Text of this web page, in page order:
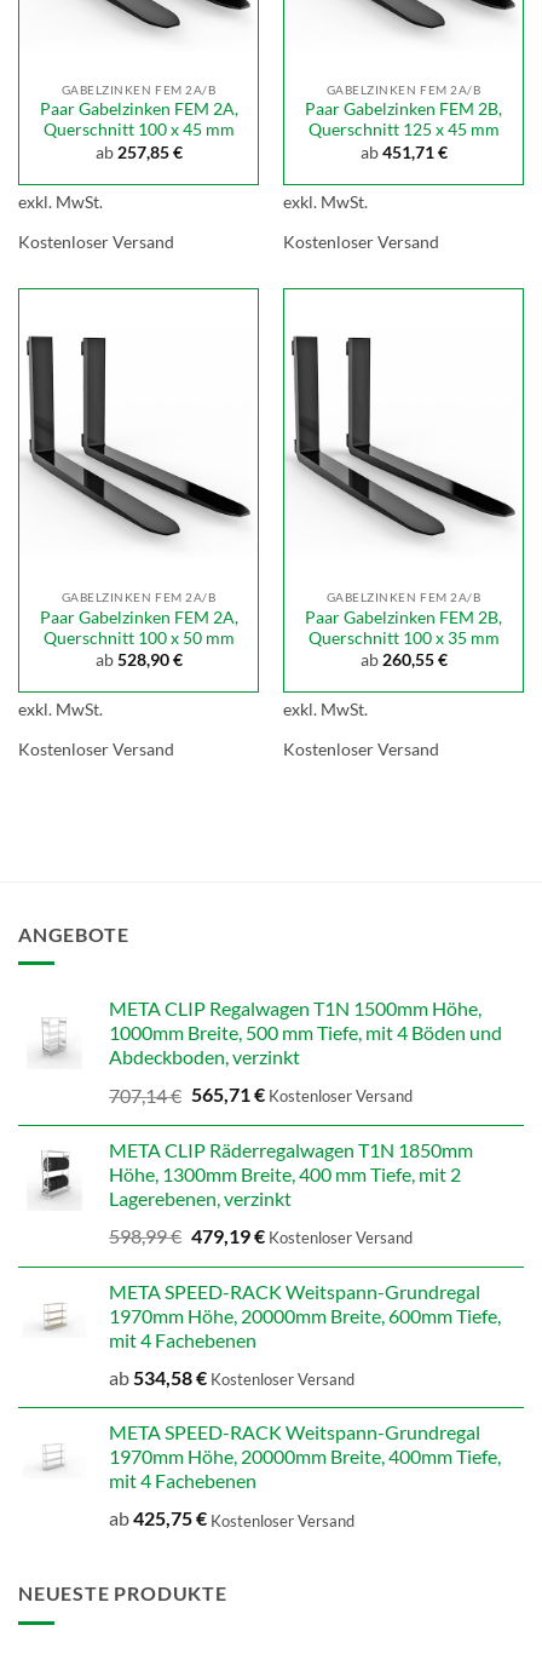
GABELZINKEN FEM 2A/B
Paar Gabelzinken FEM 2A,
Querschnitt 100 x 45 mm
ab 257,85€
exkl. MwSt.
Kostenloser Versand
GABELZINKEN FEM 2A/B
Paar Gabelzinken FEM 2B,
Querschnitt 125 x 45 mm
ab451,71€
exkl. MwSt.
Kostenloser Versand
GABELZINKEN FEM 2A/B
Paar Gabelzinken FEM 2A,
Querschnitt 100 x 50 mm
ab528,90€
exkl. MwSt.
Kostenloser Versand
GABELZINKEN FEM 2A/B
Paar Gabelzinken FEM 2B,
Querschnitt 100 x 35 mm
ab 260,55€
exkl. MwSt.
Kostenloser Versand
ANGEBOTE
META CLIP Regalwagen T1N 1500mm Höhe,
1000mm Breite, 500 mm Tiefe, mit 4 Böden und
Abdeckboden, verzinkt
707,14€ Ursprünglicher
Preis
707,14 €
565,71€Aktueller
565,71 €.
Kostenloser Versand
META CLIP Räderregalwagen T1N 1850mm
Höhe, 1300mm Breite, 400 mm Tiefe, mit 2
Lagerebenen, verzinkt
598,99€ Ursprünglicher
Preis
598,99 €
479,19€Aktueller
479,19 €.
Kostenloser Versand
META SPEED-RACK Weitspann-Grundregal
1970mm Höhe, 20000mm Breite, 600mm Tiefe,
mit 4 Fachebenen
ab534,58€ Kostenloser Versand
META SPEED-RACK Weitspann-Grundregal
1970mm Höhe, 20000mm Breite, 400mm Tiefe,
mit 4 Fachebenen
ab425,75€ Kostenloser Versand
NEUESTE PRODUKTE